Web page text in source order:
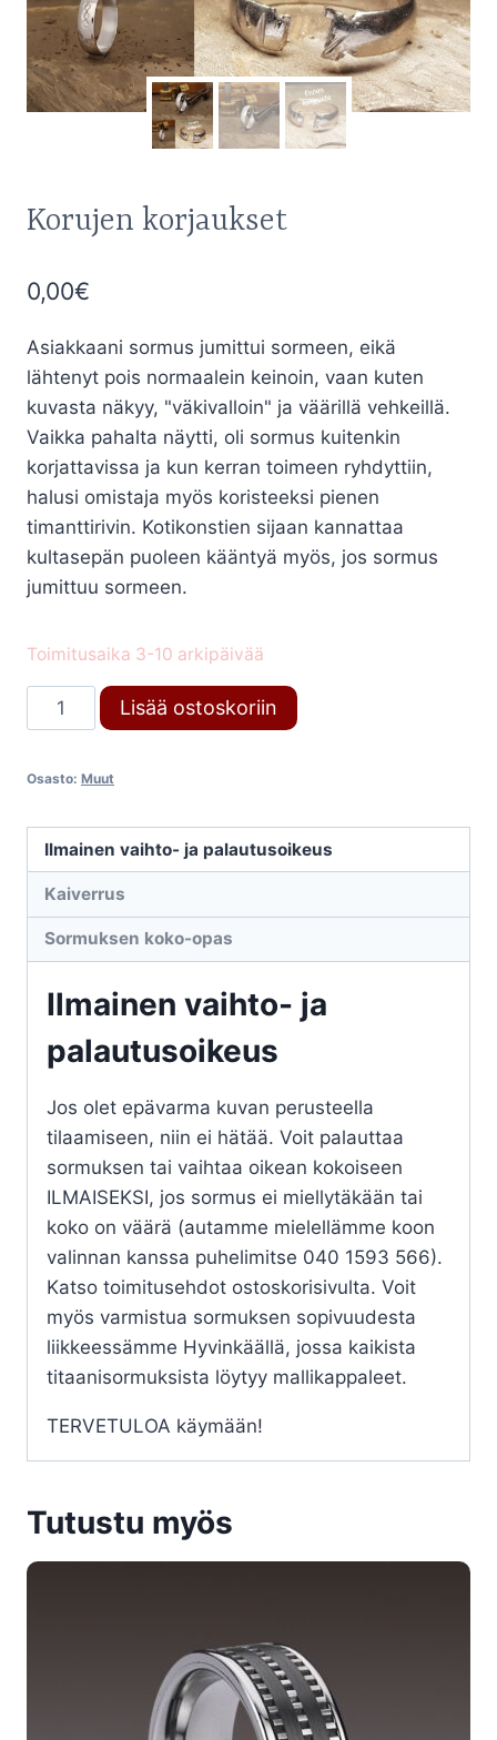
Korujen korjaukset
0,00€
Asiakkaani sormus jumittui sormeen, eikä
lähtenyt pois normaalein keinoin, vaan kuten
kuvasta näkyy, "väkivalloin" ja väärillä vehkeillä.
Vaikka pahalta näytti, oli sormus kuitenkin
korjattavissa ja kun kerran toimeen ryhdyttiin,
halusi omistaja myös koristeeksi pienen
timanttirivin. Kotikonstien sijaan kannattaa
kultasepän puoleen kääntyä myös, jos sormus
jumittuu sormeen.
Toimitusaika 3-10 arkipäivää
Korujen
korjaukset
Lisää ostoskoriin
Osasto: Muut
Ilmainen vaihto- ja palautusoikeus
Kaiverrus
Sormuksen koko-opas
Ilmainen vaihto- ja
palautusoikeus
Jos olet epävarma kuvan perusteella
tilaamiseen, niin ei hätää. Voit palauttaa
sormuksen tai vaihtaa oikean kokoiseen
ILMAISEKSI, jos sormus ei miellytäkään tai
koko on väärä (autamme mielellämme koon
valinnan kanssa puhelimitse 040 1593 566).
Katso toimitusehdot ostoskorisivulta. Voit
myös varmistua sormuksen sopivuudesta
liikkeessämme Hyvinkäällä, jossa kaikista
titaanisormuksista löytyy mallikappaleet.
TERVETULOA käymään!
Tutustu myös